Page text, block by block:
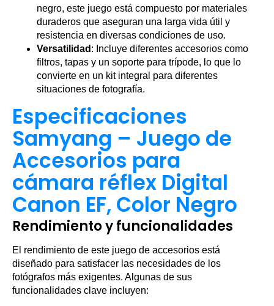
negro, este juego está compuesto por materiales
duraderos que aseguran una larga vida útil y
resistencia en diversas condiciones de uso.
Versatilidad : Incluye diferentes accesorios como
filtros, tapas y un soporte para trípode, lo que lo
convierte en un kit integral para diferentes
situaciones de fotografía.
Especificaciones
Samyang – Juego de
Accesorios para
cámara réflex Digital
Canon EF, Color Negro
Rendimiento y funcionalidades
El rendimiento de este juego de accesorios está
diseñado para satisfacer las necesidades de los
fotógrafos más exigentes. Algunas de sus
funcionalidades clave incluyen: